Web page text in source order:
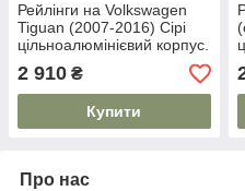
Рейлінги на Volkswagen
Tiguan (2007-2016) Сірі
цільноалюмінієвий корпус.
На 80 кг. Дуги на дах.
Модель Skyport/
2 910 ₴
Купити
Про нас